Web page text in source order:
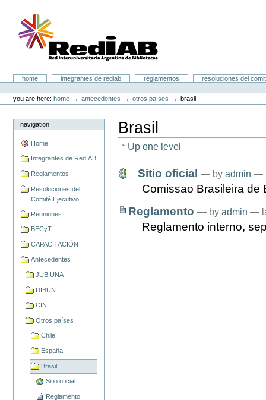
content.
Portal RedIAB
Sectionshome integrantes de rediab reglamentos
resoluciones del
tools
you are here: home →antecedentes →otros países →brasil
navigation
Home
Integrantes de RedIAB
Reglamentos
Resoluciones del
Comité Ejecutivo
Reuniones
BECyT
CAPACITACIÓN
Antecedentes
JUBIUNA
DIBUN
CIN
Otros países
Chile
España
Brasil
Sitio oficial
Reglamento
Brasil
Up one level
Sitio oficial — byadmin —
Comissao Brasileira de
Reglamento — byadmin —
Reglamento interno,